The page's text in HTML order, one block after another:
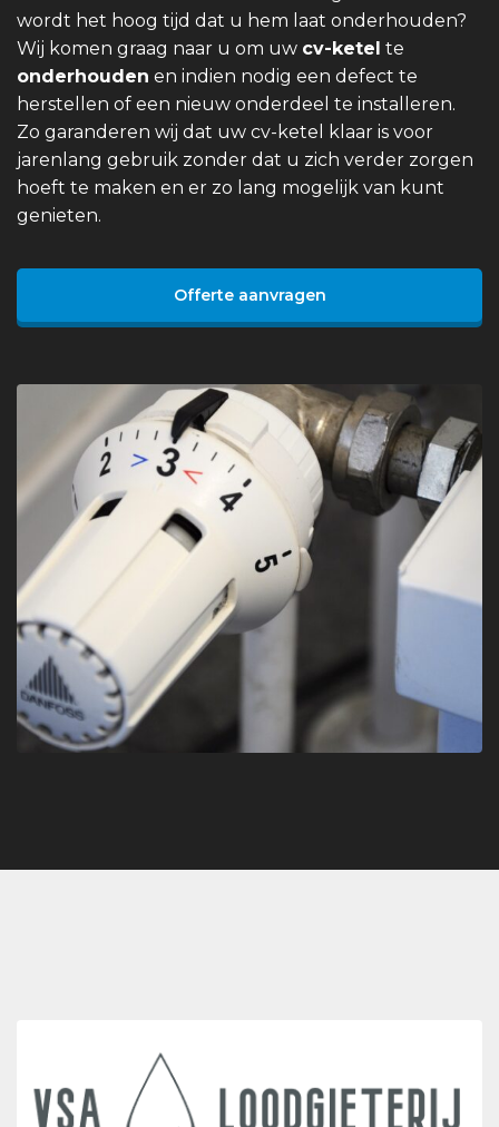
wordt het hoog tijd dat u hem laat onderhouden?
Wij komen graag naar u om uw cv-ketel te
onderhouden en indien nodig een defect te
herstellen of een nieuw onderdeel te installeren.
Zo garanderen wij dat uw cv-ketel klaar is voor
jarenlang gebruik zonder dat u zich verder zorgen
hoeft te maken en er zo lang mogelijk van kunt
genieten.
Offerte aanvragen